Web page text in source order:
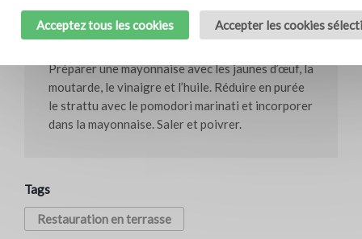
Acceptez tous les cookies Accepter les cookies
Méthode de préparation
Préparer une mayonnaise avec les jaunes d’œuf, la
moutarde, le vinaigre et l’huile. Réduire en purée
le strattu avec le pomodori marinati et incorporer
dans la mayonnaise. Saler et poivrer.
Tags
Restauration en terrasse